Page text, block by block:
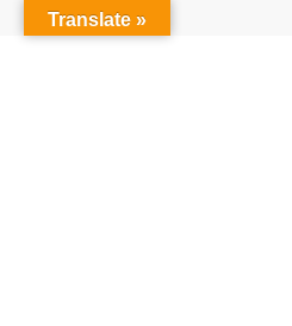
Translate »